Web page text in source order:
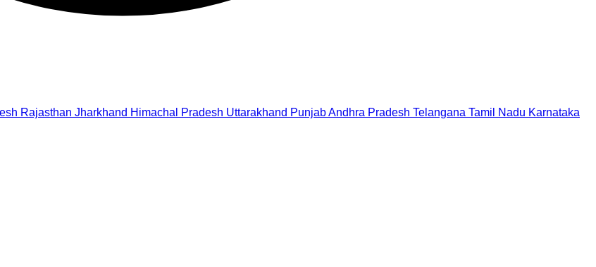
Rajasthan Jharkhand Himachal Pradesh Uttarakhand PunjabAndhra Pradesh Telangana Tamil Nadu Karnataka